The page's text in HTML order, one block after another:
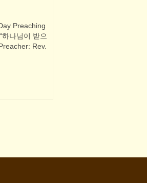
Preaching
나님이 받으
Rev.